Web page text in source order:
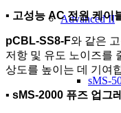
Advanced II
sMS-
▪ 고성능 AC 전원 케이
pCBL-SS8-F와 같은
저항 및 유도 노이즈를
상도를 높이는 데 기여
▪ sMS-2000 퓨즈 업그